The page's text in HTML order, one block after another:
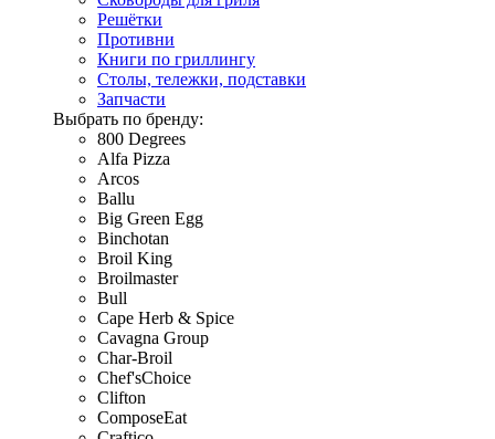
Решётки
Противни
Книги по гриллингу
Столы, тележки, подставки
Запчасти
Выбрать по бренду:
800 Degrees
Alfa Pizza
Arcos
Ballu
Big Green Egg
Binchotan
Broil King
Broilmaster
Bull
Cape Herb & Spice
Cavagna Group
Char-Broil
Chef'sChoice
Clifton
ComposeEat